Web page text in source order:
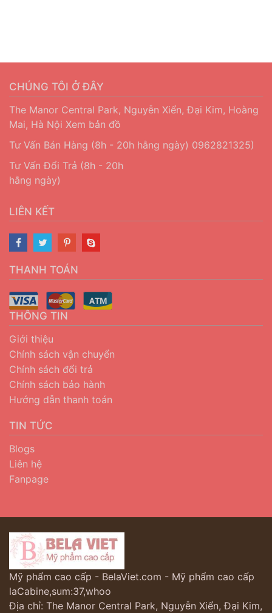
CHÚNG TÔI Ở ĐÂY
The Manor Central Park, Nguyễn Xiển, Đại Kim, Hoàng
Mai, Hà Nội Xem bản đồ
Tư Vấn Bán Hàng (8h - 20h hằng ngày) 0962821325)
Tư Vấn Đổi Trả (8h - 20h
hằng ngày)
LIÊN KẾT
THANH TOÁN
THÔNG TIN
Giới thiệu
Chính sách vận chuyển
Chính sách đổi trả
Chính sách bảo hành
Hướng dẫn thanh toán
TIN TỨC
Blogs
Liên hệ
Fanpage
Mỹ phẩm cao cấp - BelaViet.com - Mỹ phẩm cao cấp
laCabine,sum:37,whoo
Địa chỉ: The Manor Central Park, Nguyễn Xiển, Đại Kim,